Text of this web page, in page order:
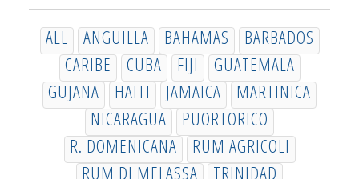
ALL ANGUILLA BAHAMAS
BARBADOS
CARIBE
CUBA FIJI
GUATEMALA
GUJANA
HAITI JAMAICA
MARTINICA
NICARAGUA
PUORTORICO
R. DOMENICANA
RUM AGRICOLI
RUM DI MELASSA
TRINIDAD